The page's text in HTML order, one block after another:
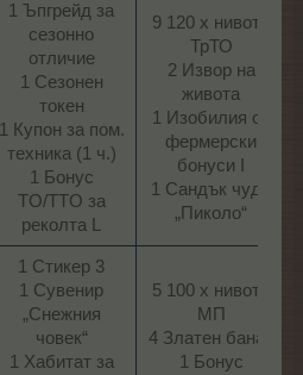
1 Ъпгрейд за
сезонно
отличие
1 Сезонен
токен
1 Купон за пом.
техника (1 ч.)
1 Бонус
TO/TTO за
реколта L​
9 120 х нивото
ТрТО
2 Извор на
живота
1 Изобилия от
фермерски
бонуси I
1 Сандък чудо
„Пиколо“​
1 Стикер 3
1 Сувенир
„Снежния
човек“
1 Хабитат за
5 100 х нивото
МП
4 Златен банан
1 Бонус